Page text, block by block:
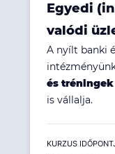
Egyedi
valódi
A nyílt banki
és tréningek
is vállalja.
KURZUS